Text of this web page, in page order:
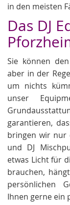
in den meisten
Das DJ
Sie können
aber in der
um nichts
unser
garantieren,
bringen wir nur
und DJ
etwas Licht für
brauchen,
persönlichen
Ihnen gerne ein